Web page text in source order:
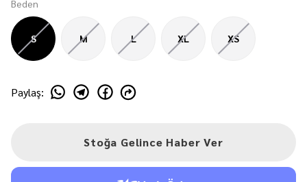
Beden
S M L XL XS
Paylaş:
Stoğa Gelince Haber Ver